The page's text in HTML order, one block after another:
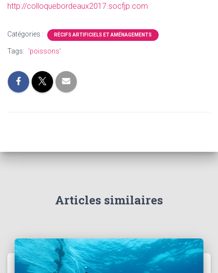
http://colloquebordeaux2017.socfjp.com
Catégories : RÉCIFS ARTIFICIELS ET AMÉNAGEMENTS
Tags: 'poissons'
Articles similaires